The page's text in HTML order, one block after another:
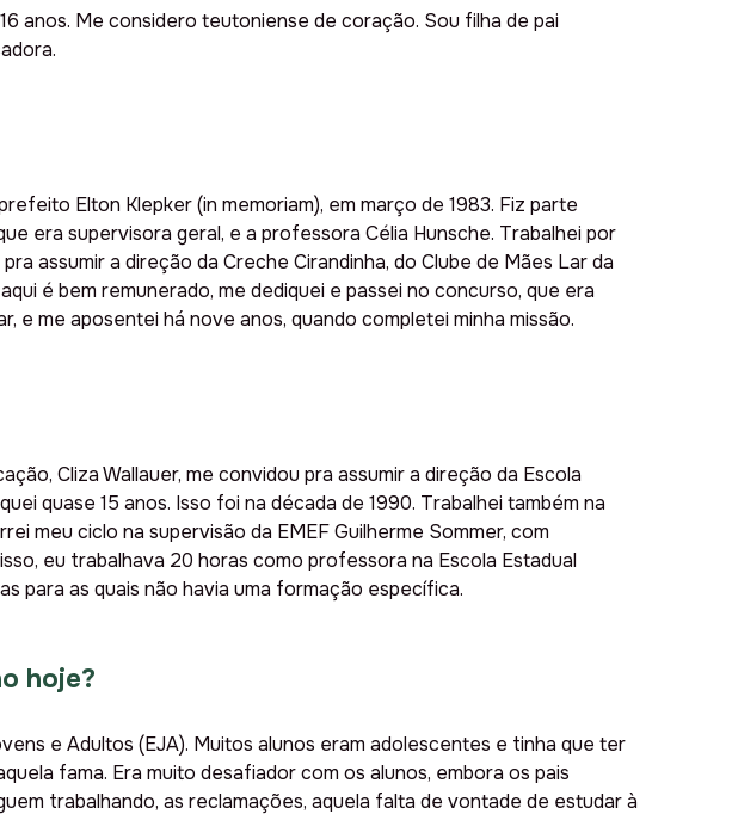
anos. Me considero teutoniense de coração. Sou filha de pai
Elton Klepker (in memoriam), em março de 1983. Fiz parte
era supervisora geral, e a professora Célia Hunsche. Trabalhei por
assumir a direção da Creche Cirandinha, do Clube de Mães Lar da
é bem remunerado, me dediquei e passei no concurso, que era
me aposentei há nove anos, quando completei minha missão.
Cliza Wallauer, me convidou pra assumir a direção da Escola
quase 15 anos. Isso foi na década de 1990. Trabalhei também na
meu ciclo na supervisão da EMEF Guilherme Sommer, com
eu trabalhava 20 horas como professora na Escola Estadual
para as quais não havia uma formação específica.
hoje?
e Adultos (EJA). Muitos alunos eram adolescentes e tinha que ter
fama. Era muito desafiador com os alunos, embora os pais
trabalhando, as reclamações, aquela falta de vontade de estudar à